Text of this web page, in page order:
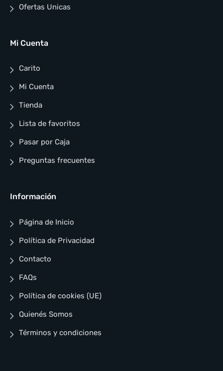
Ofertas Unicas
Mi Cuenta
Carito
Mi Cuenta
Tienda
Lista de favoritos
Pasar por Caja
Preguntas frecuentes
Información
Página de Inicio
Política de Privacidad
Contacto
FAQs
Política de cookies (UE)
Quienés Somos
Términos y condiciones